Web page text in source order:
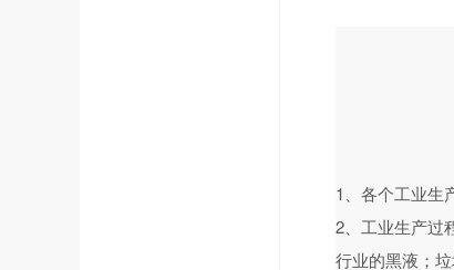
1、各个工业生
2、工业生产过
行业的黑液；